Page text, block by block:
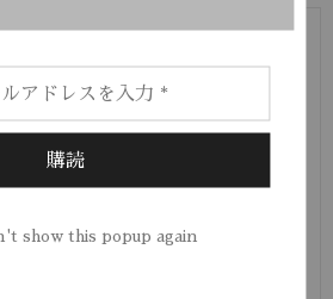
）店は現在中国でオープンしていま
中国のお客様を心より歓迎
宝で「色气美人官方企业店」を検索し
店现已在中国上线！！！
点击此处
“色气美人官方企业店”。
show this popup again